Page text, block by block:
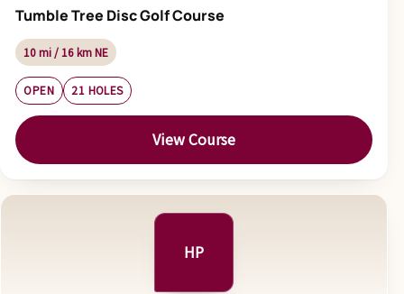
Tumble Tree Disc Golf Course
10 mi / 16 km NE
OPEN 21 HOLES
View Course
HP